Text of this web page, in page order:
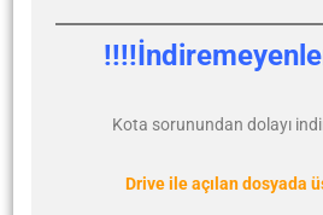
Kota sorunundan dolayı
Drive ile açılan dosyada